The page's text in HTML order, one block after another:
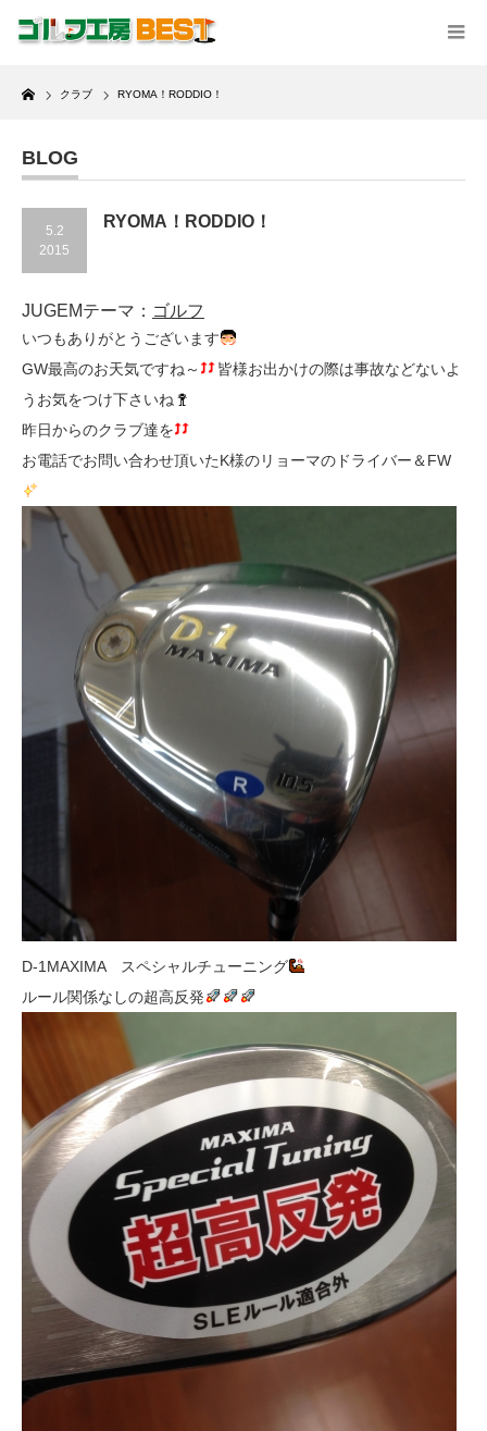
Home
クラブ RYOMA！RODDIO！
BLOG
5.2
2015
RYOMA！RODDIO！
JUGEMテーマ： ゴルフ
いつもありがとうございます
GW最高のお天気ですね～
皆様お出かけの際は事故などないよ
うお気をつけ下さいね
昨日からのクラブ達を
お電話でお問い合わせ頂いたK様のリョーマのドライバー＆FW
D-1MAXIMA スペシャルチューニング
ルール関係なしの超高反発